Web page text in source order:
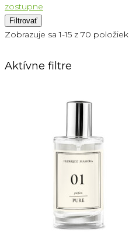
zostupne
Filtrovať
Zobrazuje sa 1-15 z 70 položiek
Aktívne filtre